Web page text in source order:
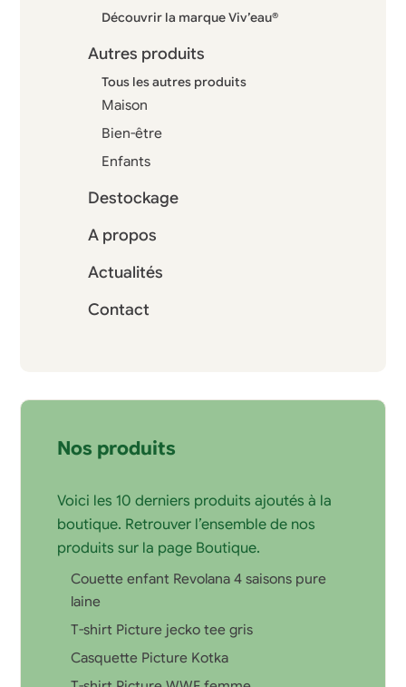
Découvrir la marque Viv’eau®
Autres produits
Tous les autres produits
Maison
Bien-être
Enfants
Destockage
A propos
Actualités
Contact
Nos produits
Voici les 10 derniers produits ajoutés à la
boutique. Retrouver l’ensemble de nos
produits sur la page Boutique.
Couette enfant Revolana 4 saisons pure
laine
T-shirt Picture jecko tee gris
Casquette Picture Kotka